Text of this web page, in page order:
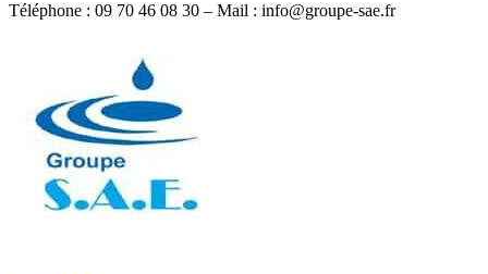
Téléphone : 09 70 46 08 30 – Mail : info@groupe-sae.fr